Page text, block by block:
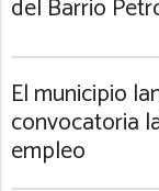
del Barrio
El municipio
convocatoria
empleo